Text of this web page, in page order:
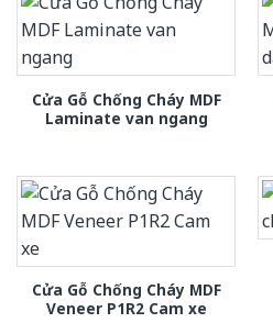
Cửa Gỗ Chống Cháy MDF
Laminate van ngang
Cửa Gỗ Chống Cháy MDF
Veneer P1R2 Cam xe